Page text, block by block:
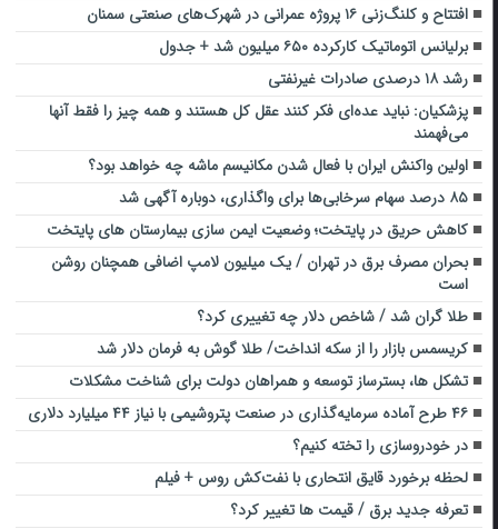
افتتاح و کلنگ‌زنی ۱۶ پروژه عمرانی در شهرک‌های صنعتی سمنان
برلیانس اتوماتیک کارکرده ۶۵۰ میلیون شد + جدول
رشد ۱۸ درصدی صادرات غیرنفتی
پزشکیان: نباید عده‌ای فکر کنند عقل کل هستند و همه چیز را فقط آنها
می‌فهمند
اولین واکنش ایران با فعال شدن مکانیسم ماشه چه خواهد بود؟
۸۵ درصد سهام سرخابی‌ها برای واگذاری، دوباره آگهی شد
کاهش حریق در پایتخت؛ وضعیت ایمن سازی بیمارستان های پایتخت
بحران مصرف برق در تهران / یک میلیون لامپ اضافی همچنان روشن
است
طلا گران شد / شاخص دلار چه تغییری کرد؟
کریسمس بازار را از سکه انداخت/ طلا گوش به فرمان دلار شد
تشکل ها، بسترساز توسعه و همراهان دولت برای شناخت مشکلات
۴۶ طرح آماده سرمایه‌گذاری در صنعت پتروشیمی با نیاز ۴۴ میلیارد دلاری
در خودروسازی را تخته کنیم؟
لحظه برخورد قایق انتحاری با نفت‌کش روس + فیلم
تعرفه جدید برق / قیمت ها تغییر کرد؟